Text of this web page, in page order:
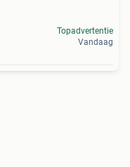
Topadvertentie
Vandaag